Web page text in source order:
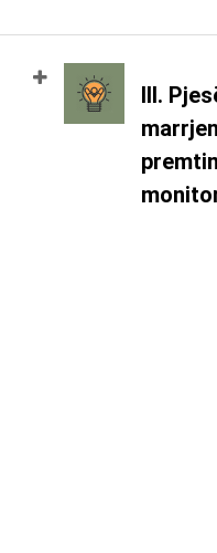
III.